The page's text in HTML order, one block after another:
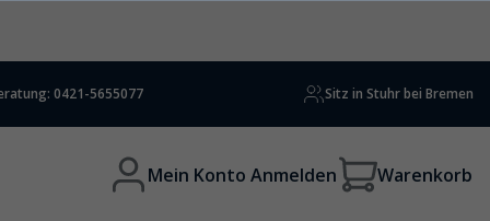
0421-5655077 Sitz in Stuhr bei Bremen
Mein Konto Anmelden Warenkorb